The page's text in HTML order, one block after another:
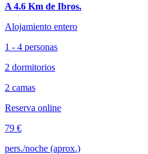
A 4.6 Km de Ibros.
Alojamiento entero
1 - 4 personas
2 dormitorios
2 camas
Reserva online
79 €
pers./noche (aprox.)